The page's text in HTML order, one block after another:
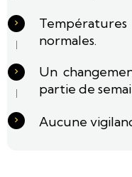
normales.
Un
partie de
Aucune